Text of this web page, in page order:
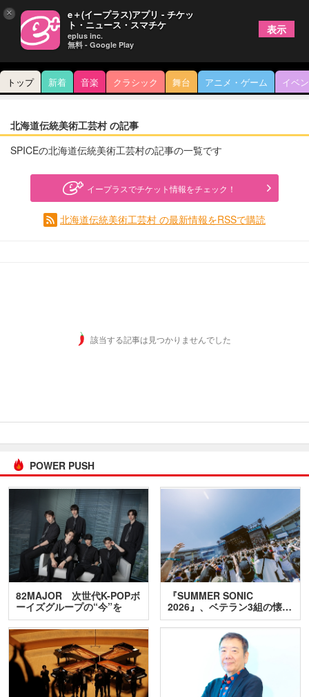
トップ 新着 音楽 クラシック 舞台 アニメ・ゲーム イベ
北海道伝統美術工芸村 の記事
SPICEの北海道伝統美術工芸村の記事の一覧です
イープラスでチケット情報をチェック！
北海道伝統美術工芸村 の最新情報をRSSで購読
該当する記事は見つかりませんでした
POWER PUSH
82MAJOR 次世代K-POPボ
ーイズグループの“今”を
訊…
『SUMMER SONIC
2026』、ベテラン3組の懐…
× e＋(イープラス)アプリ - チケッ
ト・ニュース・スマチケ
eplus inc.
無料 - Google Play
表示